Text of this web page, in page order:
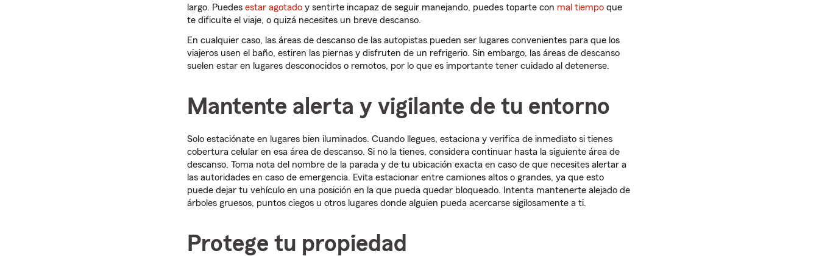
largo. Puedes estar agotado y sentirte incapaz de seguir manejando, puedes toparte con mal tiempo que
te dificulte el viaje, o quizá necesites un breve descanso.
En cualquier caso, las áreas de descanso de las autopistas pueden ser lugares convenientes para que los
viajeros usen el baño, estiren las piernas y disfruten de un refrigerio. Sin embargo, las áreas de descanso
suelen estar en lugares desconocidos o remotos, por lo que es importante tener cuidado al detenerse.
Mantente alerta y vigilante de tu entorno
Solo estaciónate en lugares bien iluminados. Cuando llegues, estaciona y verifica de inmediato si tienes
cobertura celular en esa área de descanso. Si no la tienes, considera continuar hasta la siguiente área de
descanso. Toma nota del nombre de la parada y de tu ubicación exacta en caso de que necesites alertar a
las autoridades en caso de emergencia. Evita estacionar entre camiones altos o grandes, ya que esto
puede dejar tu vehículo en una posición en la que pueda quedar bloqueado. Intenta mantenerte alejado de
árboles gruesos, puntos ciegos u otros lugares donde alguien pueda acercarse sigilosamente a ti.
Protege tu propiedad